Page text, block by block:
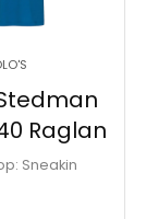
Raglan
Sneakin